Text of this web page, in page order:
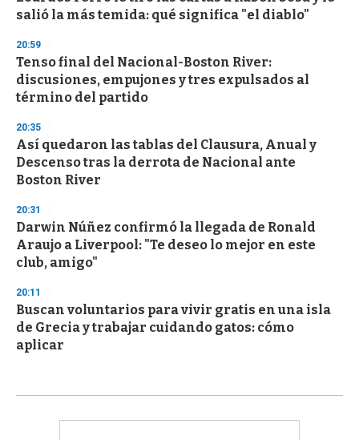
salió la más temida: qué significa "el diablo"
20:59
Tenso final del Nacional-Boston River:
discusiones, empujones y tres expulsados al
término del partido
20:35
Así quedaron las tablas del Clausura, Anual y
Descenso tras la derrota de Nacional ante
Boston River
20:31
Darwin Núñez confirmó la llegada de Ronald
Araujo a Liverpool: "Te deseo lo mejor en este
club, amigo"
20:11
Buscan voluntarios para vivir gratis en una isla
de Grecia y trabajar cuidando gatos: cómo
aplicar